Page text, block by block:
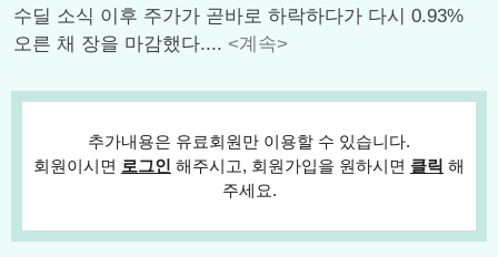
수딜 소식 이후 주가가 곧바로 하락하다가 다시 0.93%
오른 채 장을 마감했다.... <계속>
추가내용은 유료회원만 이용할 수 있습니다.
회원이시면 로그인 해주시고, 회원가입을 원하시면 클릭 해
주세요.